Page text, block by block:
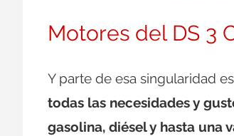
Motores del DS 3
Y parte de esa singularidad
todas las necesidades y
gasolina, diésel y hasta